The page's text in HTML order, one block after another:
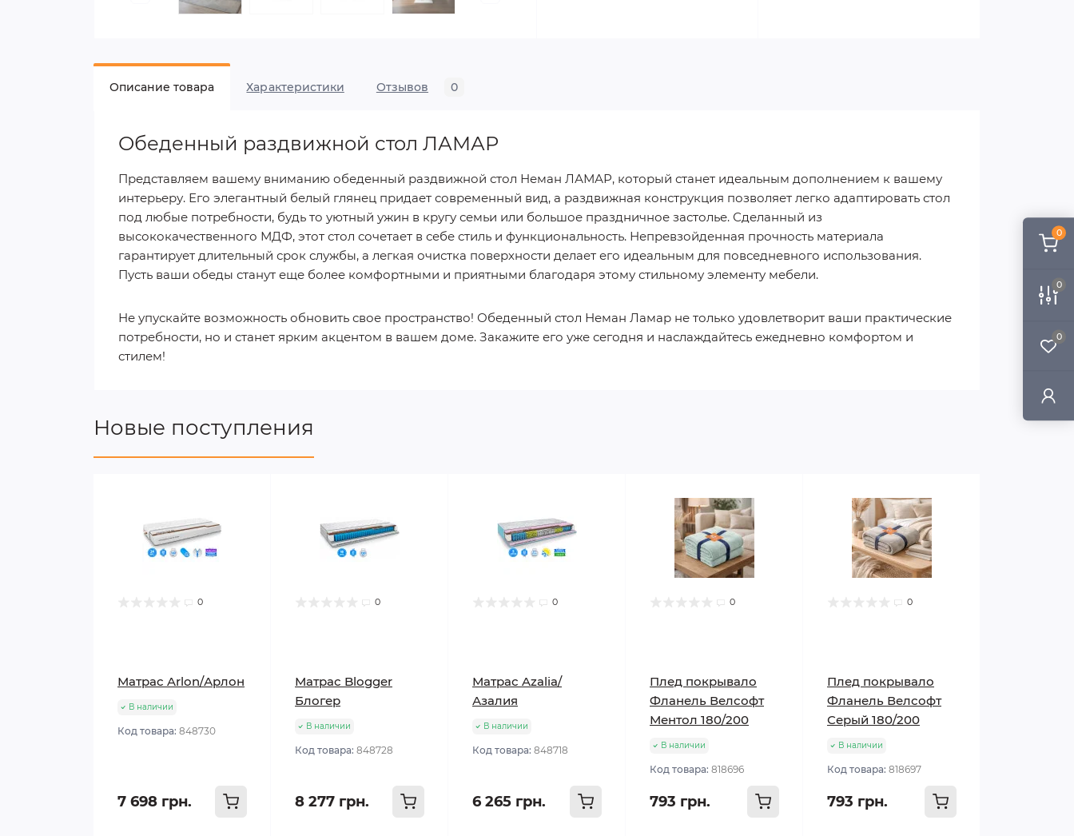
0
0
0
Описание товара Характеристики Отзывов 0
Обеденный раздвижной стол ЛАМАР
Представляем вашему вниманию обеденный раздвижной стол Неман ЛАМАР, который станет идеальным дополнением к вашему
интерьеру. Его элегантный белый глянец придает современный вид, а раздвижная конструкция позволяет легко адаптировать стол
под любые потребности, будь то уютный ужин в кругу семьи или большое праздничное застолье. Сделанный из
высококачественного МДФ, этот стол сочетает в себе стиль и функциональность. Непревзойденная прочность материала
гарантирует длительный срок службы, а легкая очистка поверхности делает его идеальным для повседневного использования.
Пусть ваши обеды станут еще более комфортными и приятными благодаря этому стильному элементу мебели.
Не упускайте возможность обновить свое пространство! Обеденный стол Неман Ламар не только удовлетворит ваши практические
потребности, но и станет ярким акцентом в вашем доме. Закажите его уже сегодня и наслаждайтесь ежедневно комфортом и
стилем!
Новые поступления
0
Матрас Arlon/Арлон
В наличии
Код товара: 848730
7 698 грн.
0
Матрас Blogger
Блогер
В наличии
Код товара: 848728
8 277 грн.
0
Матрас Azalia/
Азалия
В наличии
Код товара: 848718
6 265 грн.
0
Плед покрывало
Фланель Велсофт
Ментол 180/200
В наличии
Код товара: 818696
793 грн.
0
Плед покрывало
Фланель Велсофт
Серый 180/200
В наличии
Код товара: 818697
793 грн.